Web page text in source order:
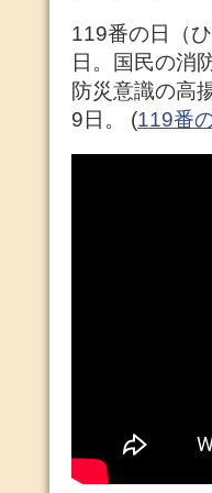
119番の日（
日。国民の消
防災意識の高
9日。 (119番